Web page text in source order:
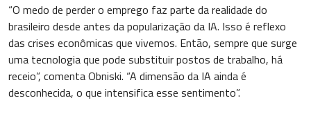
“O medo de perder o emprego faz parte da realidade do
brasileiro desde antes da popularização da IA. Isso é reflexo
das crises econômicas que vivemos. Então, sempre que surge
uma tecnologia que pode substituir postos de trabalho, há
receio”, comenta Obniski. “A dimensão da IA ainda é
desconhecida, o que intensifica esse sentimento”.